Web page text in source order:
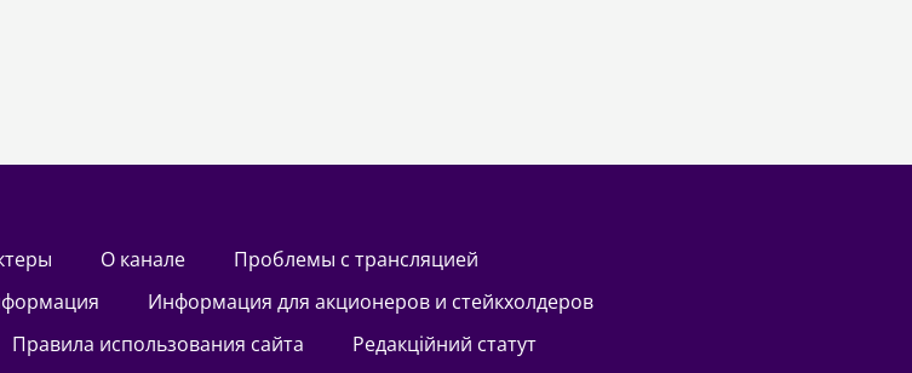
О канале
Проблемы с трансляцией
Информация для акционеров и стейкхолдеров
Правила использования сайта Редакційний статут